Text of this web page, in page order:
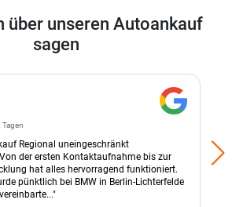
über unseren Autoankauf
sagen
Tagen
Regional uneingeschränkt
der ersten Kontaktaufnahme bis zur
hat alles hervorragend funktioniert.
pünktlich bei BMW in Berlin-Lichterfelde